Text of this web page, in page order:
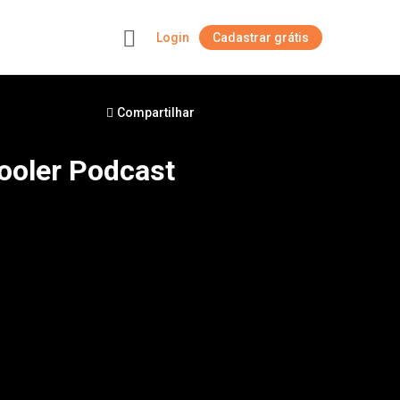
Login Cadastrar grátis
Compartilhar
Podcast